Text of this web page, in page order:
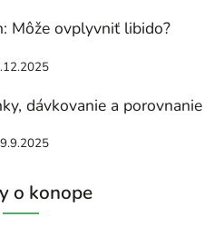
Môže ovplyvniť libido?
dávkovanie a porovnanie
o konope